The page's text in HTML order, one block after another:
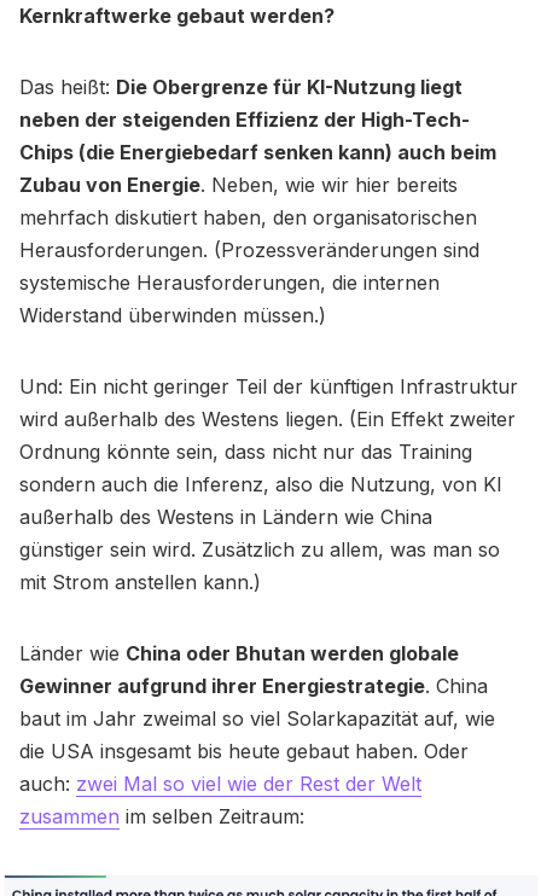
Kernkraftwerke gebaut werden?
Das heißt: Die Obergrenze für KI-Nutzung liegt
neben der steigenden Effizienz der High-Tech-
Chips (die Energiebedarf senken kann) auch beim
Zubau von Energie. Neben, wie wir hier bereits
mehrfach diskutiert haben, den organisatorischen
Herausforderungen. (Prozessveränderungen sind
systemische Herausforderungen, die internen
Widerstand überwinden müssen.)
Und: Ein nicht geringer Teil der künftigen Infrastruktur
wird außerhalb des Westens liegen. (Ein Effekt zweiter
Ordnung könnte sein, dass nicht nur das Training
sondern auch die Inferenz, also die Nutzung, von KI
außerhalb des Westens in Ländern wie China
günstiger sein wird. Zusätzlich zu allem, was man so
mit Strom anstellen kann.)
Länder wie China oder Bhutan werden globale
Gewinner aufgrund ihrer Energiestrategie. China
baut im Jahr zweimal so viel Solarkapazität auf, wie
die USA insgesamt bis heute gebaut haben. Oder
auch: zwei Mal so viel wie der Rest der Welt
zusammen im selben Zeitraum: